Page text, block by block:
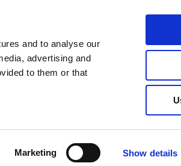
and to analyse our
advertising and
to them or that
Marketing Show details
Søg
Barudstyr
Minerals Skål